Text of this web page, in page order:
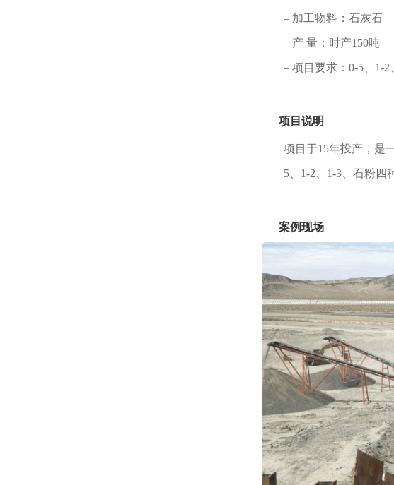
– 加工物料：石灰石
– 产 量：时产150吨
– 项目要求：0-5、1-2
项目说明
项目于15年投产，是
5、1-2、1-3、石粉四
案例现场